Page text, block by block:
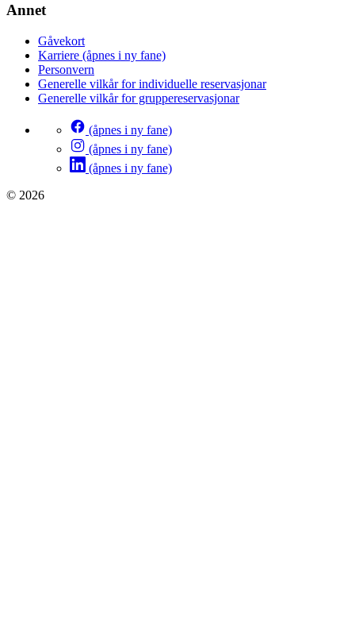
Annet
Gåvekort
Karriere (åpnes i ny fane)
Personvern
Generelle vilkår for individuelle reservasjonar
Generelle vilkår for gruppereservasjonar
(åpnes i ny fane)
(åpnes i ny fane)
(åpnes i ny fane)
© 2026